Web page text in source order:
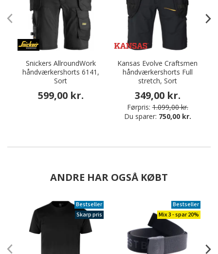
Snickers AllroundWork
håndværkershorts 6141,
Sort
599,00 kr.
Kansas Evolve Craftsmen
håndværkershorts Full
stretch, Sort
349,00 kr.
Førpris: 1.099,00 kr.
Du sparer: 750,00 kr.
ANDRE HAR OGSÅ KØBT
Bestseller
Skarp pris
Bestseller
Mix 3 - spar 20%